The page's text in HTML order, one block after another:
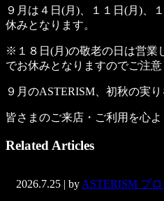
９月は４日(月)、１１日(月)、
休みとなります。
※１８日(月)の敬老の日は営業
でお休みとなりますのでご注意
９月のASTERISM、初秋の実
皆さまのご来店・ご利用を心よ
Related Articles
2026.7.25 | by ASTERISM ブ